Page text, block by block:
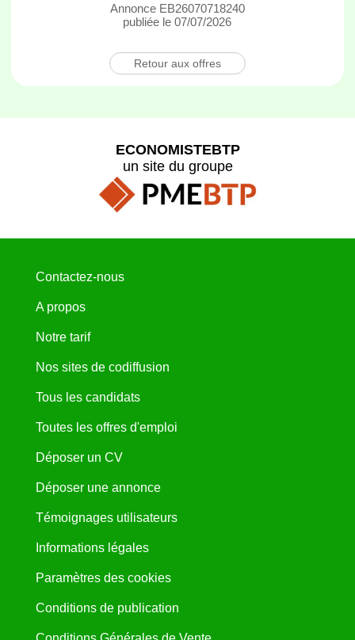
Annonce EB26070718240
publiée le 07/07/2026
Retour aux offres
ECONOMISTEBTP
un site du groupe
Contactez-nous
A propos
Notre tarif
Nos sites de codiffusion
Tous les candidats
Toutes les offres d'emploi
Déposer un CV
Déposer une annonce
Témoignages utilisateurs
Informations légales
Paramètres des cookies
Conditions de publication